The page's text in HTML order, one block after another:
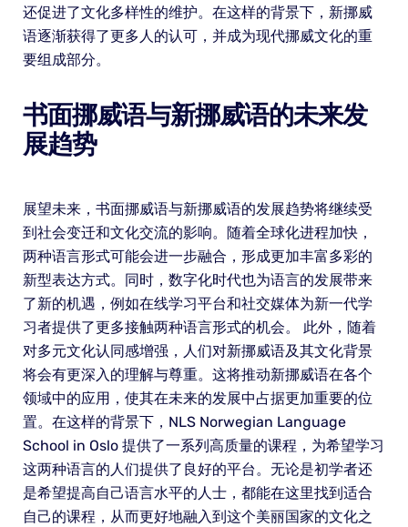
还促进了文化多样性的维护。在这样的背景下，新挪威
语逐渐获得了更多人的认可，并成为现代挪威文化的重
要组成部分。
书面挪威语与新挪威语的未来发
展趋势
展望未来，书面挪威语与新挪威语的发展趋势将继续受
到社会变迁和文化交流的影响。随着全球化进程加快，
两种语言形式可能会进一步融合，形成更加丰富多彩的
新型表达方式。同时，数字化时代也为语言的发展带来
了新的机遇，例如在线学习平台和社交媒体为新一代学
习者提供了更多接触两种语言形式的机会。 此外，随着
对多元文化认同感增强，人们对新挪威语及其文化背景
将会有更深入的理解与尊重。这将推动新挪威语在各个
领域中的应用，使其在未来的发展中占据更加重要的位
置。在这样的背景下，NLS Norwegian Language
School in Oslo 提供了一系列高质量的课程，为希望学习
这两种语言的人们提供了良好的平台。无论是初学者还
是希望提高自己语言水平的人士，都能在这里找到适合
自己的课程，从而更好地融入到这个美丽国家的文化之